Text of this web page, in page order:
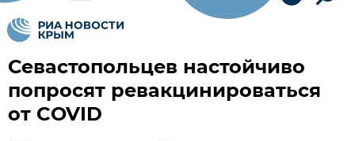
Севастопольцев настойчиво
попросят ревакцинироваться
от COVID